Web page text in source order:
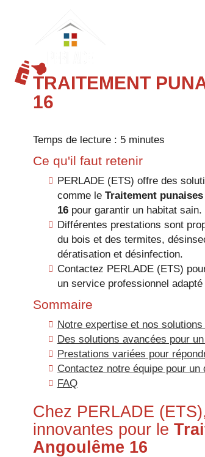
TRAITEMENT
16
Temps de lecture : 5 minutes
Ce qu'il faut retenir
PERLADE (ETS) offre des
comme le Traitement
16pour garantir un habitat sain.
Différentes prestations sont
du bois et des termites,
dératisation et désinfection.
Contactez PERLADE (ETS)
un service professionnel
Sommaire
Notre expertise et nos solutions
Des solutions avancées pour
Prestations variées pour
Contactez notre équipe pour un
FAQ
Chez PERLADE
innovantes pour le
Angoulême 16